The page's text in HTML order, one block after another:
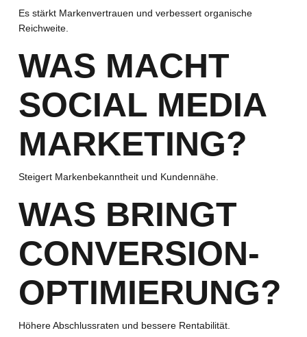
Es stärkt Markenvertrauen und verbessert organische
Reichweite.
WAS MACHT
SOCIAL MEDIA
MARKETING?
Steigert Markenbekanntheit und Kundennähe.
WAS BRINGT
CONVERSION-
OPTIMIERUNG?
Höhere Abschlussraten und bessere Rentabilität.